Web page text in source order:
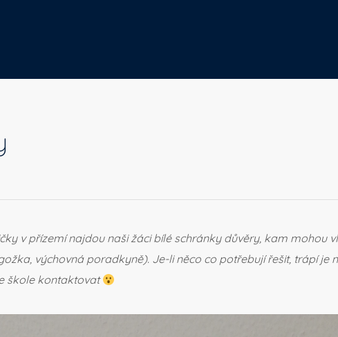
v přízemí najdou naši žáci bílé schránky důvěry, kam mohou
výchovná poradkyně). Je-li něco co potřebují řešit, trápí je
škole kontaktovat